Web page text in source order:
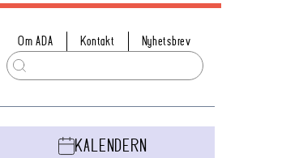
Om ADA Kontakt Nyhetsbrev
KALENDERN